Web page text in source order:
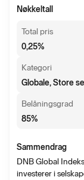
Nøkkeltall
Total pris
0,25%
Kategori
Belåningsgrad
85%
Sammendrag
DNB Global
investerer i